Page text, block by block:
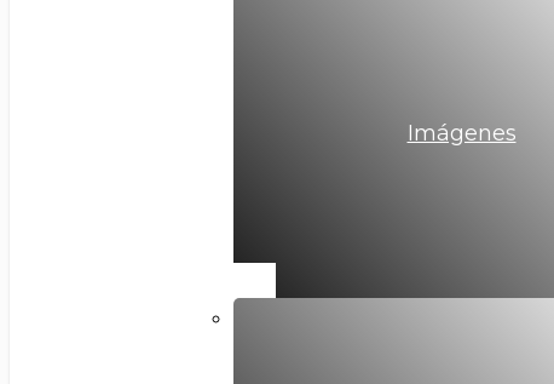
Imágenes